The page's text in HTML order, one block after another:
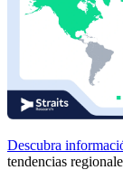
Descubra
tendencias